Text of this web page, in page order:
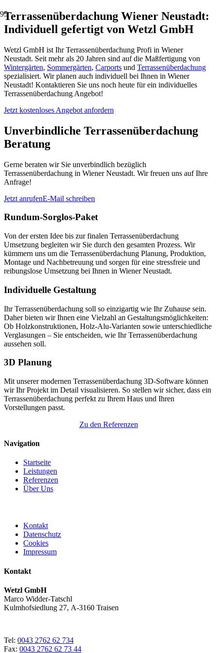
Terrassenüberdachung Wiener Neustadt:
Individuell gefertigt von Wetzl GmbH
Wetzl GmbH ist Ihr Terrassenüberdachung Profi in Wiener
Neustadt. Seit mehr als 20 Jahren sind auf die Maßfertigung von
Wintergärten, Sommergärten, Carports und Terrassenüberdachung
spezialisiert. Wir planen auch individuell bei Ihnen in Wiener
Neustadt! Kontaktieren Sie uns noch heute für ein individuelles
Terrassenüberdachung Angebot!
Jetzt kostenloses Angebot anfordern
Unverbindliche Terrassenüberdachung
Beratung
Gerne beraten wir Sie unverbindlich bezüglich
Terrassenüberdachung in Wiener Neustadt. Wir freuen uns auf Ihre
Anfrage!
Jetzt anrufenE-Mail schreiben
Rundum-Sorglos-Paket
Von der ersten Idee bis zur finalen Terrassenüberdachung
Umsetzung begleiten wir Sie durch den gesamten Prozess. Wir
kümmern uns um die Terrassenüberdachung Planung, Produktion,
Montage und Nachbetreuung und sorgen für eine stressfreie und
reibungslose Umsetzung bei Ihnen in Wiener Neustadt.
Individuelle Gestaltung
Ihr Terrassenüberdachung soll so einzigartig wie Ihr Zuhause sein.
Daher bieten wir Ihnen eine Vielzahl an Gestaltungsmöglichkeiten:
Ob Holzkonstruktionen, Holz-Alu-Varianten sowie unterschiedliche
Verglasungen – Sie entscheiden, wie Ihr Terrassenüberdachung
aussehen soll.
3D Planung
Mit unserer modernen Terrassenüberdachung 3D-Software können
wir Ihr Projekt im Detail visualisieren. So stellen wir sicher, dass ein
Terrassenüberdachung perfekt zu Ihrem Haus und Ihren
Vorstellungen passt.
Zu den Referenzen
Navigation
Startseite
Leistungen
Referenzen
Über Uns
Kontakt
Datenschutz
Cookies
Impressum
Kontakt
Wetzl GmbH
Marco Widder-Tatschl
Kulmhofsiedlung 27, A-3160 Traisen
Tel: 0043 2762 62 734
Fax: 0043 2762 62 73 44